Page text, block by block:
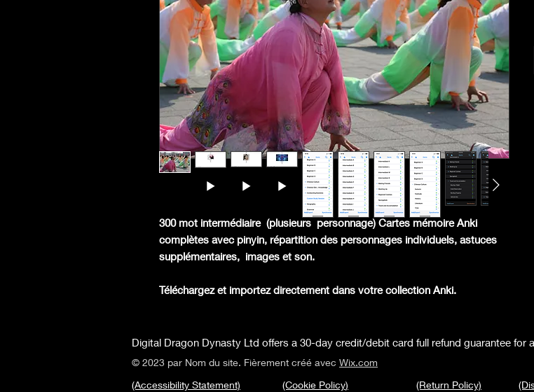
300 mot intermédiaire (plusieurs personnage) Cartes mémoire Anki
complètes avec pinyin, répartition des personnages individuels, astuces
supplémentaires, images et son.
Téléchargez et importez directement dans votre collection Anki.
Digital Dragon Dynasty Ltd offers a 30-day credit/debit card full refund guarantee for
© 2023 par Nom du site. Fièrement créé avec Wix.com
(Accessibility Statement)
(Cookie Policy) (Return Policy)